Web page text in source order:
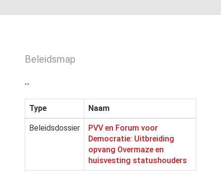
Beleidsmap
..
Type Naam
Beleidsdossier
PVV en Forum voor
Democratie: Uitbreiding
opvang Overmaze en
huisvesting statushouders